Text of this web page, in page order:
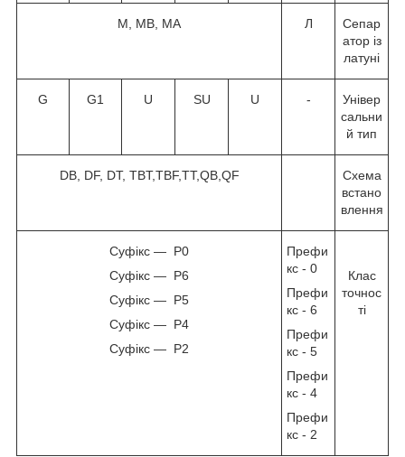
M, MB, MA Л
Сепар
атор із
латуні
G G1 U SU U -
Універ
сальни
й тип
DB, DF, DT, TBT,TBF,TT,QB,QF
Схема
встано
влення
Суфікс — P0
Суфікс — P6
Суфікс — P5
Суфікс — P4
Суфікс — P2
Префи
кс - 0
Префи
кс - 6
Префи
кс - 5
Префи
кс - 4
Префи
кс - 2
Клас
точнос
ті